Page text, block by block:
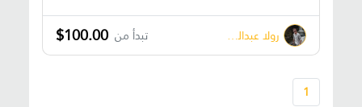
رولا عبدالسلام أبو معيلق تبدأ من $100.00
1